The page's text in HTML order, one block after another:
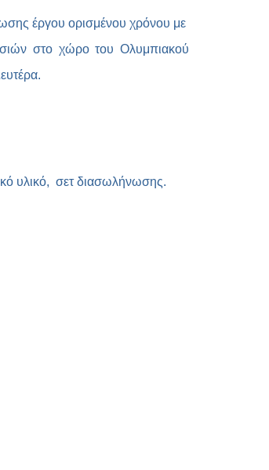
έργου ορισμένου χρόνου με
στο χώρο του Ολυμπιακού
υλικό, σετ διασωλήνωσης.